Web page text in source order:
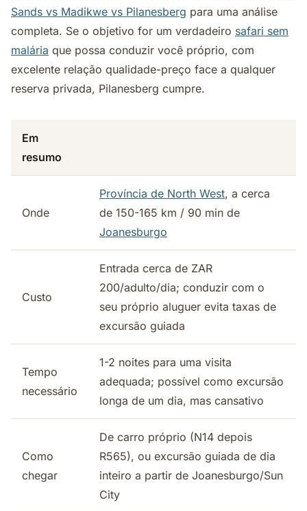
Sands vs Madikwe vs Pilanesberg para uma análise
completa. Se o objetivo for um verdadeiro safari sem
malária que possa conduzir você próprio, com
excelente relação qualidade-preço face a qualquer
reserva privada, Pilanesberg cumpre.
Em
resumo
Onde
Província de North West, a cerca
de 150-165 km / 90 min de
Joanesburgo
Custo
Entrada cerca de ZAR
200/adulto/dia; conduzir com o
seu próprio aluguer evita taxas de
excursão guiada
Tempo
necessário
1-2 noites para uma visita
adequada; possível como excursão
longa de um dia, mas cansativo
Como
chegar
De carro próprio (N14 depois
R565), ou excursão guiada de dia
inteiro a partir de Joanesburgo/Sun
City